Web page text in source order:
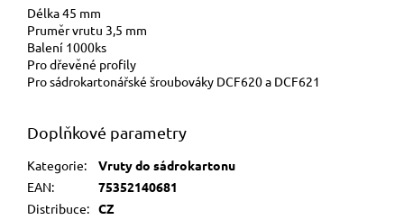
Délka 45 mm
Pruměr vrutu 3,5 mm
Balení 1000ks
Pro dřevěné profily
Pro sádrokartonářské šroubováky DCF620 a DCF621
Doplňkové parametry
Kategorie:
Vruty do sádrokartonu
EAN:
75352140681
Distribuce: CZ